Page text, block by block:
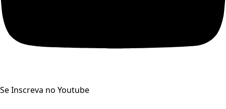
Se Inscreva no Youtube